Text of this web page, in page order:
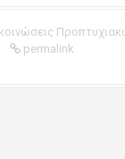
permalink